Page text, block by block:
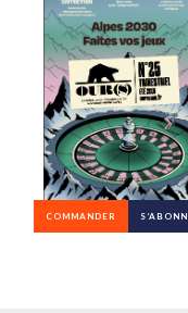
COMMANDER